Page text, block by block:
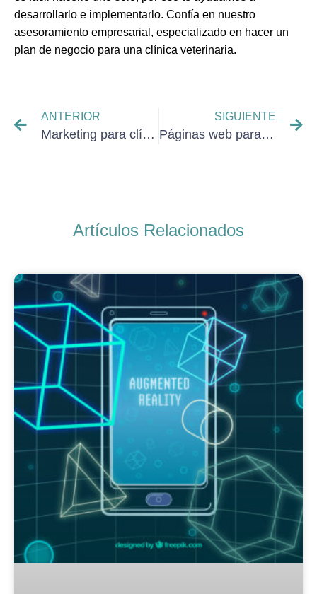
desarrollarlo e implementarlo. Confía en nuestro
asesoramiento empresarial, especializado en hacer un
plan de negocio para una clínica veterinaria.
ANTERIOR
Marketing para clínicas de fisioterapia
SIGUIENTE
Páginas web para médicos
Artículos Relacionados